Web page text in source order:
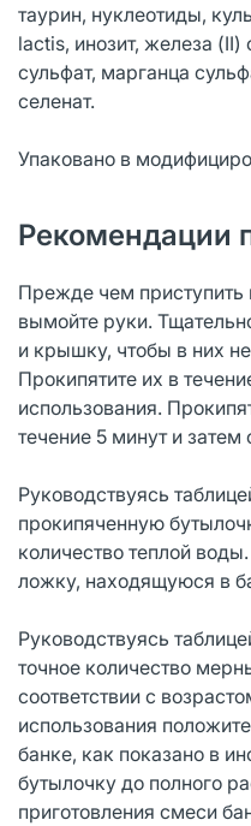
таурин, нуклеотиды,
lactis, инозит, железа
сульфат, марганца
селенат.
Упаковано в
Рекомендации
Прежде чем приступить
вымойте руки.
и крышку, чтобы в них
Прокипятите их в
использования.
течение 5 минут и затем
Руководствуясь
прокипяченную
количество теплой
ложку, находящуюся в
Руководствуясь
точное количество
соответствии с
использования
банке, как показано в
бутылочку до полного
приготовления смеси